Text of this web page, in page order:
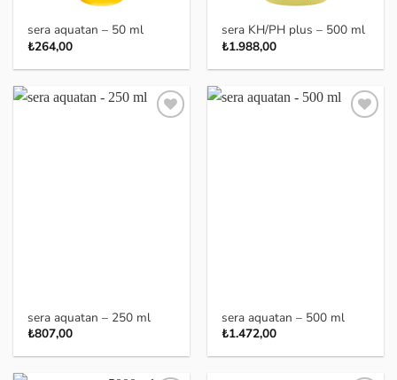
sera aquatan – 50 ml
₺264,00
sera KH/PH plus – 500 ml
₺1.988,00
sera aquatan – 250 ml
₺807,00
sera aquatan – 500 ml
₺1.472,00